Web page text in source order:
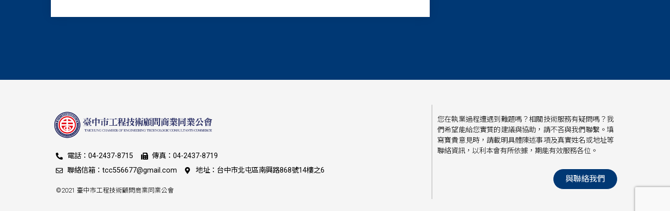
電話：04-2437-8715
傳真：04-2437-8719
聯絡信箱：tcc556677@gmail.com
地址：台中市北屯區南興路868號14樓之6
©2021 臺中市工程技術顧問商業同業公會
您在執業過程遭遇到難題嗎？相關技術服務有疑問嗎？我
們希望能給您實質的建議與協助，請不吝與我們聯繫。填
寫寶貴意見時，請載明具體陳述事項及真實姓名或地址等
聯絡資訊，以利本會有所依據，期能有效服務各位。
與聯絡我們